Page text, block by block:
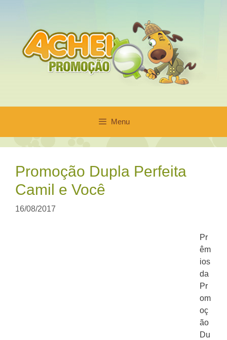
conteúdo
Menu
Promoção Dupla Perfeita
Camil e Você
16/08/2017
Pr
êm
ios
da
Pr
om
oç
ão
Du